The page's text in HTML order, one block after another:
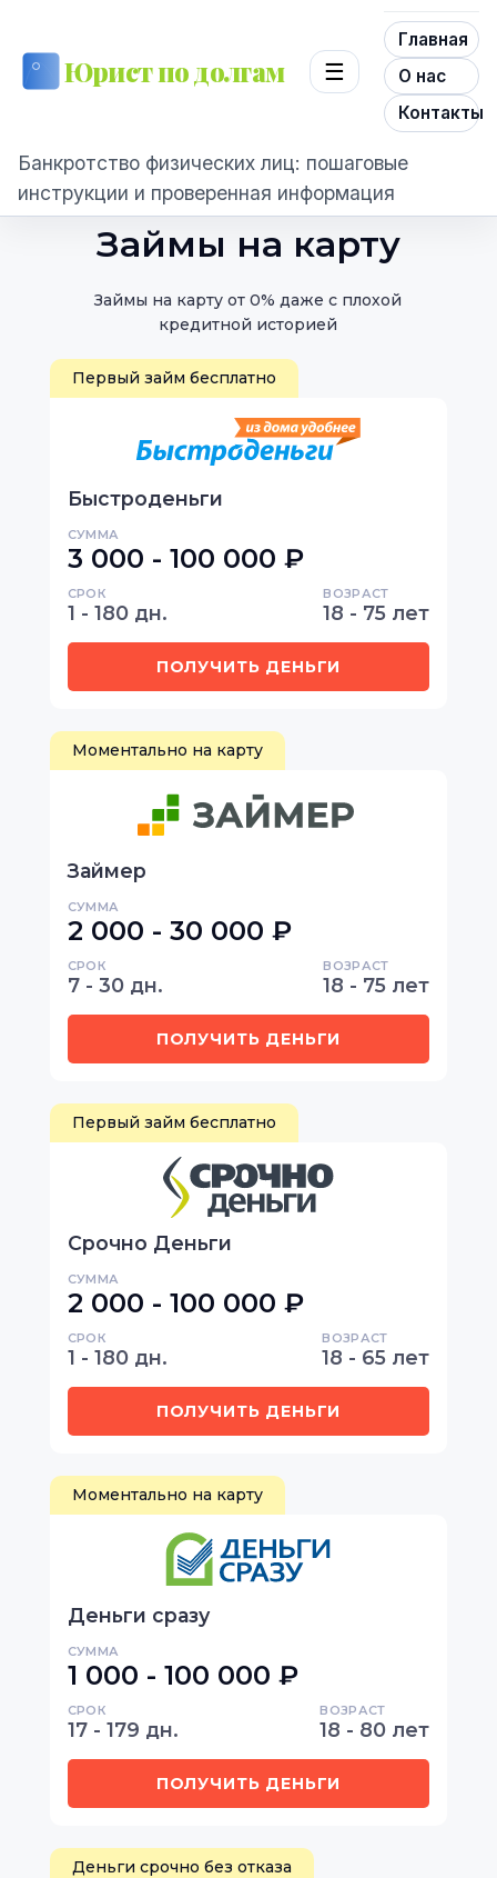
Юрист по долгам ☰
Главная
О нас
Контакты
Банкротство физических лиц: пошаговые
инструкции и проверенная информация
Займы на карту
Займы на карту от 0% даже с плохой
кредитной историей
Первый займ бесплатно
Быстроденьги
СУММА
3 000 - 100 000 ₽
СРОК
1 - 180 дн.
ВОЗРАСТ
18 - 75 лет
ПОЛУЧИТЬ ДЕНЬГИ
Моментально на карту
Займер
СУММА
2 000 - 30 000 ₽
СРОК
7 - 30 дн.
ВОЗРАСТ
18 - 75 лет
ПОЛУЧИТЬ ДЕНЬГИ
Первый займ бесплатно
Срочно Деньги
СУММА
2 000 - 100 000 ₽
СРОК
1 - 180 дн.
ВОЗРАСТ
18 - 65 лет
ПОЛУЧИТЬ ДЕНЬГИ
Моментально на карту
Деньги сразу
СУММА
1 000 - 100 000 ₽
СРОК
17 - 179 дн.
ВОЗРАСТ
18 - 80 лет
ПОЛУЧИТЬ ДЕНЬГИ
Деньги срочно без отказа